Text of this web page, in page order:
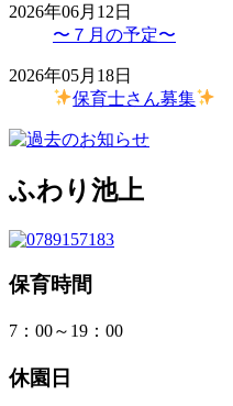
2026年06月12日
〜７月の予定〜
2026年05月18日
保育士さん募集
ふわり池上
保育時間
7：00～19：00
休園日